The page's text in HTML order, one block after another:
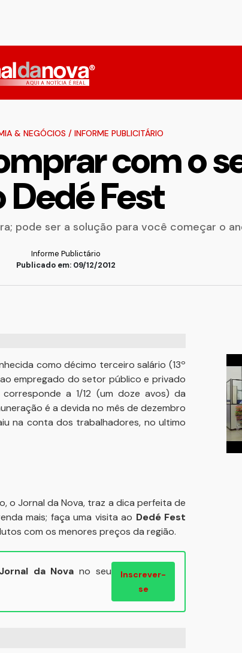
& NEGÓCIOS / INFORME PUBLICITÁRIO
com o
Dedé Fest
pode ser a solução para você começar o
Informe Publictário
Publicado em: 09/12/2012
como décimo terceiro salário (13º
empregado do setor público e privado
a 1/12 (um doze avos) da
é a devida no mês de dezembro
na conta dos trabalhadores, no ultimo
o Jornal da Nova, traz a dica perfeita de
mais; faça uma visita ao Dedé Fest
com os menores preços da região.
Jornal da Nova no seu
Inscrever-
se